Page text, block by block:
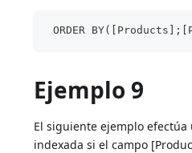
ORDER
Ejemplo 9
El siguiente ejemplo efectúa
indexada si el campo